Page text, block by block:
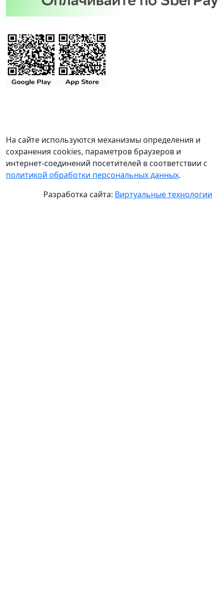
На сайте используются механизмы определения и
сохранения cookies, параметров браузеров и
интернет-соединений посетителей в соответствии с
политикой обработки персональных данных.
Разработка сайта: Виртуальные технологии